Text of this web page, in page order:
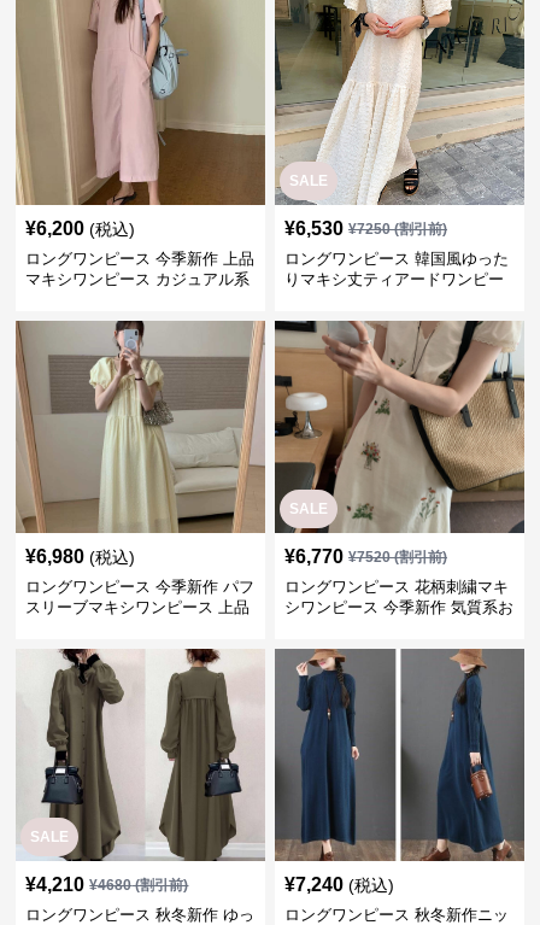
¥6,200 (税込)
ロングワンピース 今季新作 上品
マキシワンピース カジュアル系
SALE
¥6,530 ¥7250(割引前)
ロングワンピース 韓国風ゆった
りマキシ丈ティアードワンピー
¥6,980 (税込)
ロングワンピース 今季新作 パフ
スリーブマキシワンピース 上品
SALE
¥6,770 ¥7520(割引前)
ロングワンピース 花柄刺繍マキ
シワンピース 今季新作 気質系お
SALE
¥4,210 ¥4680(割引前)
ロングワンピース 秋冬新作 ゆっ
¥7,240 (税込)
ロングワンピース 秋冬新作ニッ